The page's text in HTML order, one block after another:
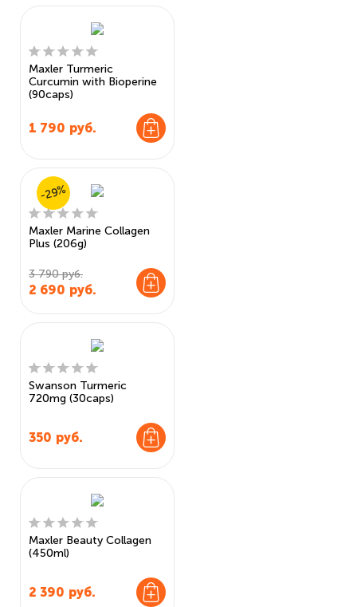
Maxler Turmeric
Curcumin with Bioperine
(90caps)
1 790 руб.
Maxler Marine Collagen
Plus (206g)
3 790 руб.
2 690 руб.
-29%
Swanson Turmeric
720mg (30caps)
350 руб.
Maxler Beauty Collagen
(450ml)
2 390 руб.